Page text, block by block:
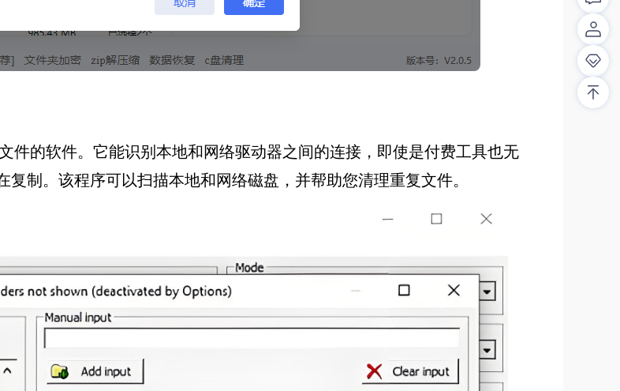
件的软件。它能识别本地和网络驱动器之间的连接，即使是付费工具也无
制。该程序可以扫描本地和网络磁盘，并帮助您清理重复文件。